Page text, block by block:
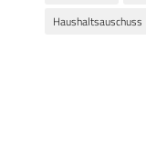
Haushaltsauschuss